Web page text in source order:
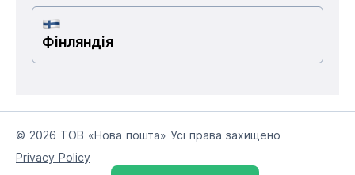
Фінляндія
© 2026 ТОВ «Нова пошта» Усі права захищено
Privacy Policy